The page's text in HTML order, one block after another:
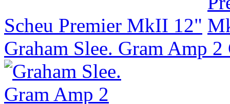
Scheu Premier MkII 12"
Graham Slee. Gram Amp